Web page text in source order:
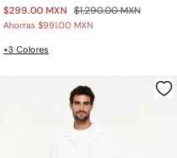
$299.00 MXN $1,290.00 MXN
Ahorras $991.00 MXN
+3 Colores